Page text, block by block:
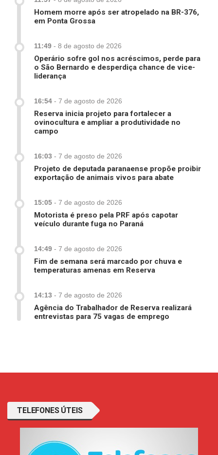
Homem morre após ser atropelado na BR-376,
em Ponta Grossa
11:49 - 8 de agosto de 2026
Operário sofre gol nos acréscimos, perde para
o São Bernardo e desperdiça chance de vice-
liderança
16:54 - 7 de agosto de 2026
Reserva inicia projeto para fortalecer a
ovinocultura e ampliar a produtividade no
campo
16:03 - 7 de agosto de 2026
Projeto de deputada paranaense propõe proibir
exportação de animais vivos para abate
15:05 - 7 de agosto de 2026
Motorista é preso pela PRF após capotar
veículo durante fuga no Paraná
14:49 - 7 de agosto de 2026
Fim de semana será marcado por chuva e
temperaturas amenas em Reserva
14:13 - 7 de agosto de 2026
Agência do Trabalhador de Reserva realizará
entrevistas para 75 vagas de emprego
TELEFONES ÚTEIS